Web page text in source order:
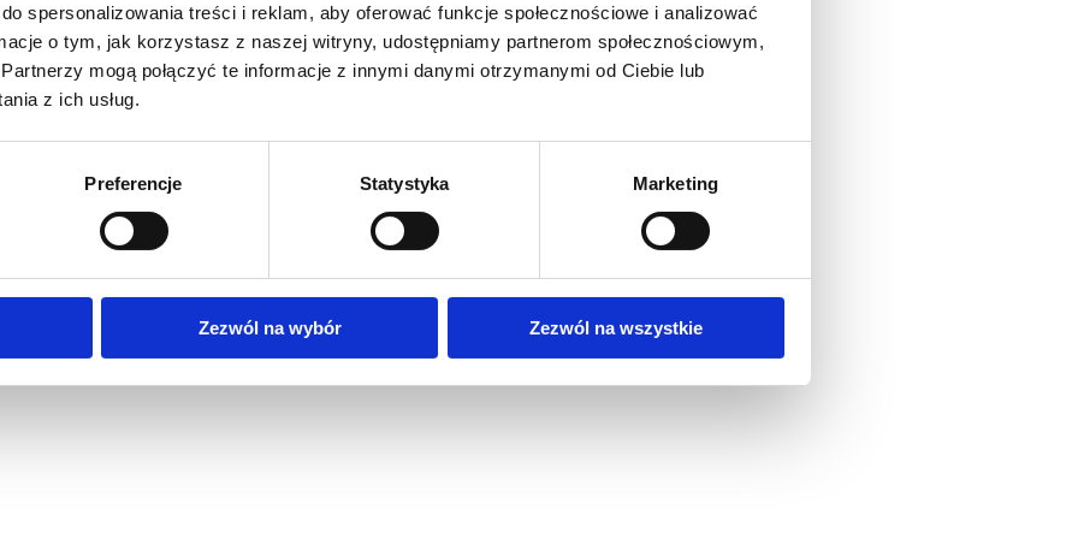
spersonalizowania treści i reklam, aby oferować funkcje społecznościowe i analizować
o tym, jak korzystasz z naszej witryny, udostępniamy partnerom społecznościowym,
mogą połączyć te informacje z innymi danymi otrzymanymi od Ciebie lub
z ich usług.
Preferencje Statystyka Marketing
Zezwól na wybór Zezwól na wszystkie